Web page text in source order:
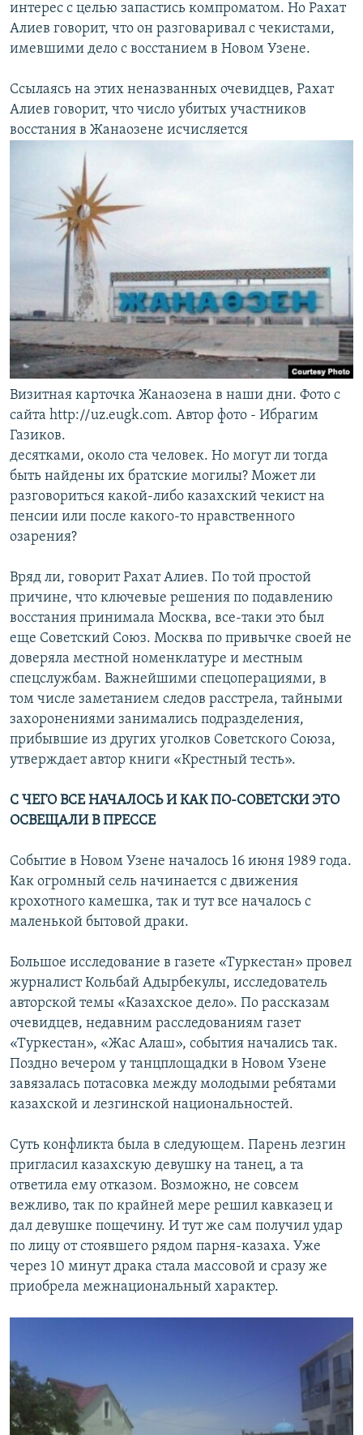
интерес с целью запастись компроматом. Но Рахат
Алиев говорит, что он разговаривал с чекистами,
имевшими дело с восстанием в Новом Узене.
Ссылаясь на этих неназванных очевидцев, Рахат
Алиев говорит, что число убитых участников
восстания в Жанаозене исчисляется
Визитная карточка Жанаозена в наши дни. Фото с
сайта http://uz.eugk.com. Автор фото - Ибрагим
Газиков.
десятками, около ста человек. Но могут ли тогда
быть найдены их братские могилы? Может ли
разговориться какой-либо казахский чекист на
пенсии или после какого-то нравственного
озарения?
Вряд ли, говорит Рахат Алиев. По той простой
причине, что ключевые решения по подавлению
восстания принимала Москва, все-таки это был
еще Советский Союз. Москва по привычке своей не
доверяла местной номенклатуре и местным
спецслужбам. Важнейшими спецоперациями, в
том числе заметанием следов расстрела, тайными
захоронениями занимались подразделения,
прибывшие из других уголков Советского Союза,
утверждает автор книги «Крестный тесть».
С ЧЕГО ВСЕ НАЧАЛОСЬ И КАК ПО-СОВЕТСКИ ЭТО
ОСВЕЩАЛИ В ПРЕССЕ
Событие в Новом Узене началось 16 июня 1989 года.
Как огромный сель начинается с движения
крохотного камешка, так и тут все началось с
маленькой бытовой драки.
Большое исследование в газете «Туркестан» провел
журналист Кольбай Адырбекулы, исследователь
авторской темы «Казахское дело». По рассказам
очевидцев, недавним расследованиям газет
«Туркестан», «Жас Алаш», события начались так.
Поздно вечером у танцплощадки в Новом Узене
завязалась потасовка между молодыми ребятами
казахской и лезгинской национальностей.
Суть конфликта была в следующем. Парень лезгин
пригласил казахскую девушку на танец, а та
ответила ему отказом. Возможно, не совсем
вежливо, так по крайней мере решил кавказец и
дал девушке пощечину. И тут же сам получил удар
по лицу от стоявшего рядом парня-казаха. Уже
через 10 минут драка стала массовой и сразу же
приобрела межнациональный характер.